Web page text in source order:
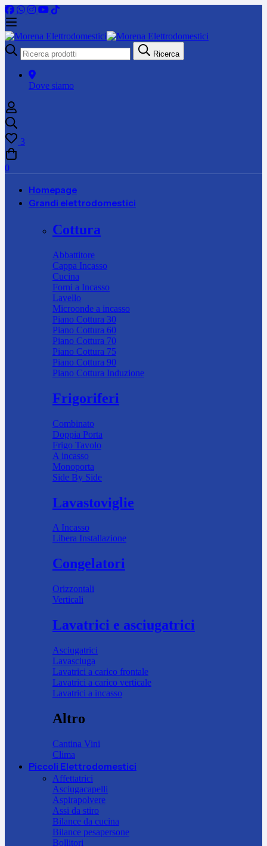
Ricerca
per:
Ricerca
Dove siamo
3
0
Homepage
Grandi elettrodomestici
Cottura
Abbattitore
Cappa Incasso
Cucina
Forni a Incasso
Lavello
Microonde a incasso
Piano Cottura 30
Piano Cottura 60
Piano Cottura 70
Piano Cottura 75
Piano Cottura 90
Piano Cottura Induzione
Frigoriferi
Combinato
Doppia Porta
Frigo Tavolo
A incasso
Monoporta
Side By Side
Lavastoviglie
A Incasso
Libera Installazione
Congelatori
Orizzontali
Verticali
Lavatrici e asciugatrici
Asciugatrici
Lavasciuga
Lavatrici a carico frontale
Lavatrici a carico verticale
Lavatrici a incasso
Altro
Cantina Vini
Clima
Piccoli Elettrodomestici
Affettatrici
Asciugacapelli
Aspirapolvere
Assi da stiro
Bilance da cucina
Bilance pesapersone
Bollitori